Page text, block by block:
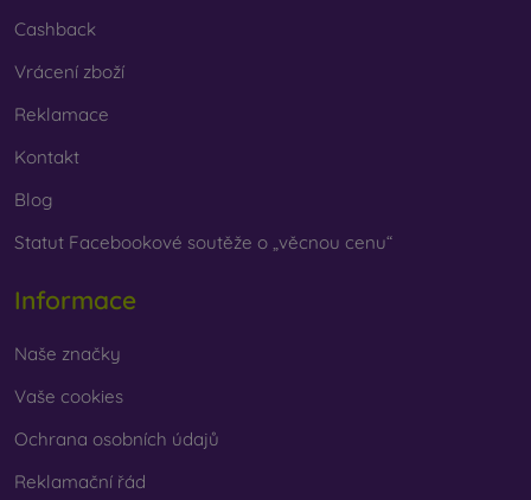
Cashback
Vrácení zboží
Reklamace
Kontakt
Blog
Statut Facebookové soutěže o „věcnou cenu“
Informace
Naše značky
Vaše cookies
Ochrana osobních údajů
Reklamační řád